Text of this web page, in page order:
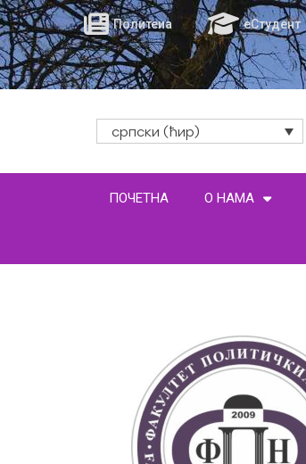
Политеиа еСтудент
српски (ћир)
ПОЧЕТНА О НАМА